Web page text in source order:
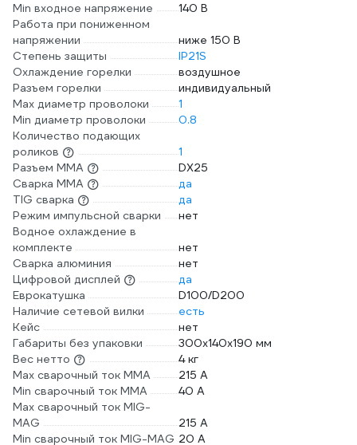
Min входное напряжение
140 В
Работа при пониженном
напряжении
ниже 150 В
Степень защиты
IP21S
Охлаждение горелки
воздушное
Разъем горелки
индивидуальный
Max диаметр проволоки
1
Min диаметр проволоки
0.8
Количество подающих
роликов
1
Разъем ММА
DX25
Сварка ММА
да
TIG сварка
да
Режим импульсной сварки
нет
Водное охлаждение в
комплекте
нет
Сварка алюминия
нет
Цифровой дисплей
да
Еврокатушка
D100/D200
Наличие сетевой вилки
есть
Кейс
нет
Габариты без упаковки
300х140х190 мм
Вес нетто
4 кг
Max сварочный ток ММА
215 А
Min сварочный ток ММА
40 А
Max сварочный ток MIG-
MAG
215 А
Min сварочный ток MIG-MAG 20 А